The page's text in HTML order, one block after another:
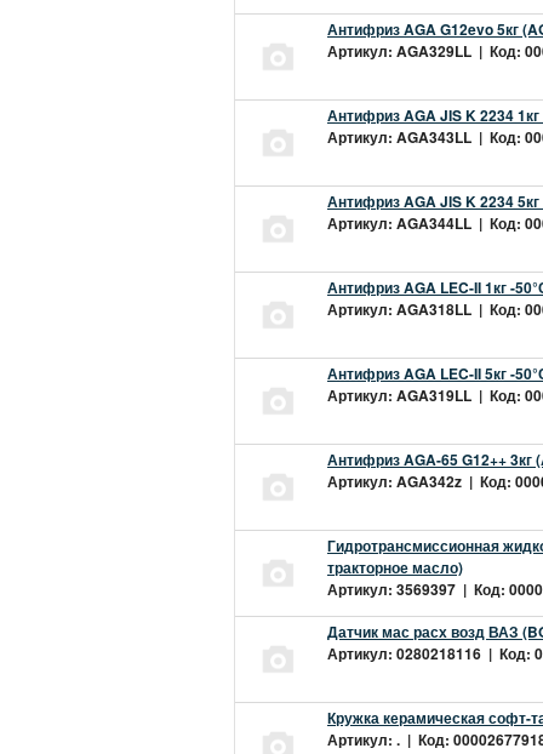
Антифриз AGA G12evo 5кг
Артикул: AGA329LL | Код:
Антифриз AGA JIS K 2234
Артикул: AGA343LL | Код:
Антифриз AGA JIS K 2234
Артикул: AGA344LL | Код:
Антифриз AGA LEC-II 1кг -
Артикул: AGA318LL | Код:
Антифриз AGA LEC-II 5кг -
Артикул: AGA319LL | Код:
Антифриз AGA-65 G12++ 3кг
Артикул: AGA342z | Код:
Гидротрансмиссионная
тракторное масло)
Артикул: 3569397 | Код:
Датчик мас расх возд ВАЗ
Артикул: 0280218116 | Код:
Кружка керамическая софт-
Артикул: . | Код: